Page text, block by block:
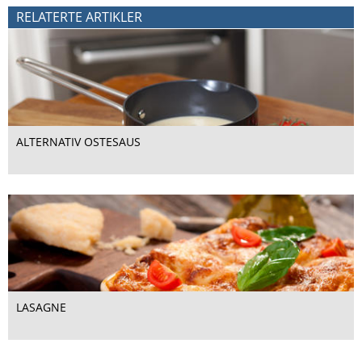
RELATERTE ARTIKLER
ALTERNATIV OSTESAUS
LASAGNE